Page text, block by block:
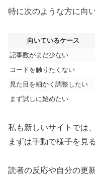
特に次のような方に向
向いているケース
記事数がまだ少ない
コードを触りたくない
見た目を細かく調整したい
まず試しに始めたい
私も新しいサイトでは
まずは手動で様子を見
読者の反応や自分の更